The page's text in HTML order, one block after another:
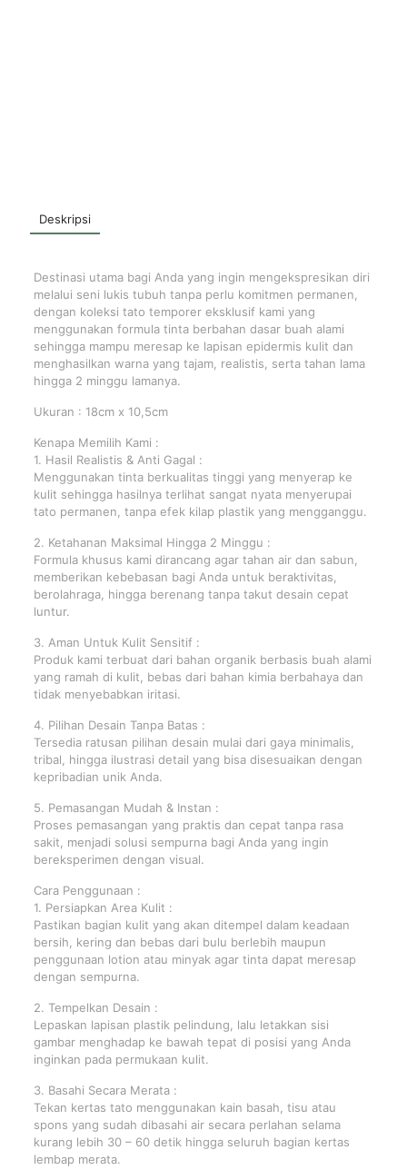
Deskripsi
Destinasi utama bagi Anda yang ingin mengekspresikan diri
melalui seni lukis tubuh tanpa perlu komitmen permanen,
dengan koleksi tato temporer eksklusif kami yang
menggunakan formula tinta berbahan dasar buah alami
sehingga mampu meresap ke lapisan epidermis kulit dan
menghasilkan warna yang tajam, realistis, serta tahan lama
hingga 2 minggu lamanya.
Ukuran : 18cm x 10,5cm
Kenapa Memilih Kami :
1. Hasil Realistis & Anti Gagal :
Menggunakan tinta berkualitas tinggi yang menyerap ke
kulit sehingga hasilnya terlihat sangat nyata menyerupai
tato permanen, tanpa efek kilap plastik yang mengganggu.
2. Ketahanan Maksimal Hingga 2 Minggu :
Formula khusus kami dirancang agar tahan air dan sabun,
memberikan kebebasan bagi Anda untuk beraktivitas,
berolahraga, hingga berenang tanpa takut desain cepat
luntur.
3. Aman Untuk Kulit Sensitif :
Produk kami terbuat dari bahan organik berbasis buah alami
yang ramah di kulit, bebas dari bahan kimia berbahaya dan
tidak menyebabkan iritasi.
4. Pilihan Desain Tanpa Batas :
Tersedia ratusan pilihan desain mulai dari gaya minimalis,
tribal, hingga ilustrasi detail yang bisa disesuaikan dengan
kepribadian unik Anda.
5. Pemasangan Mudah & Instan :
Proses pemasangan yang praktis dan cepat tanpa rasa
sakit, menjadi solusi sempurna bagi Anda yang ingin
bereksperimen dengan visual.
Cara Penggunaan :
1. Persiapkan Area Kulit :
Pastikan bagian kulit yang akan ditempel dalam keadaan
bersih, kering dan bebas dari bulu berlebih maupun
penggunaan lotion atau minyak agar tinta dapat meresap
dengan sempurna.
2. Tempelkan Desain :
Lepaskan lapisan plastik pelindung, lalu letakkan sisi
gambar menghadap ke bawah tepat di posisi yang Anda
inginkan pada permukaan kulit.
3. Basahi Secara Merata :
Tekan kertas tato menggunakan kain basah, tisu atau
spons yang sudah dibasahi air secara perlahan selama
kurang lebih 30 – 60 detik hingga seluruh bagian kertas
lembap merata.